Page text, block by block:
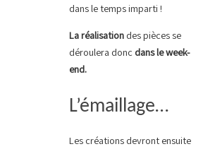
dans le temps imparti !
La réalisation des pièces se
déroulera donc dans le week-
end.
L’émaillage…
Les créations devront ensuite